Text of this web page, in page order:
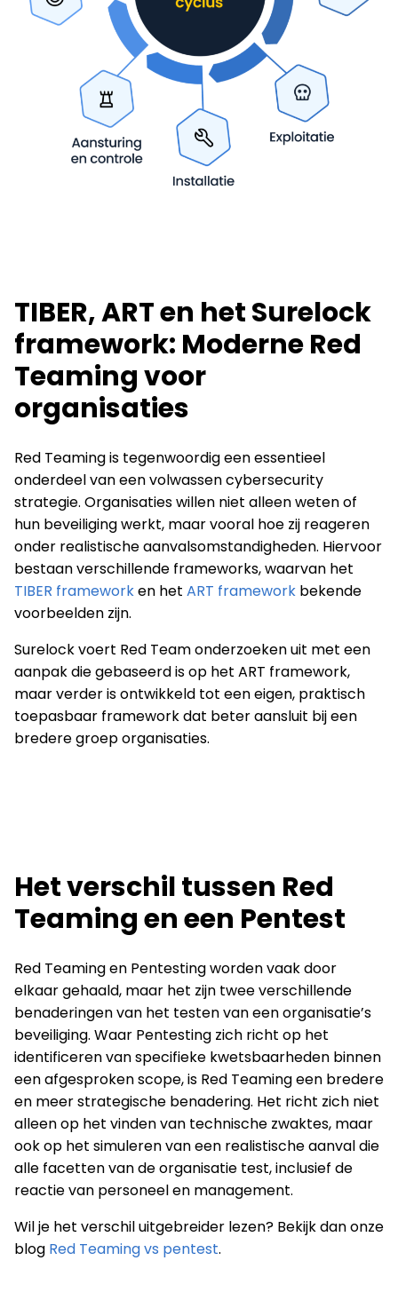
TIBER, ART en het Surelock
framework: Moderne Red
Teaming voor
organisaties
Red Teaming is tegenwoordig een essentieel
onderdeel van een volwassen cybersecurity
strategie. Organisaties willen niet alleen weten of
hun beveiliging werkt, maar vooral hoe zij reageren
onder realistische aanvalsomstandigheden. Hiervoor
bestaan verschillende frameworks, waarvan het
TIBER frameworken het ART framework bekende
voorbeelden zijn.
Surelock voert Red Team onderzoeken uit met een
aanpak die gebaseerd is op het ART framework,
maar verder is ontwikkeld tot een eigen, praktisch
toepasbaar framework dat beter aansluit bij een
bredere groep organisaties.
Het verschil tussen Red
Teaming en een Pentest
Red Teaming en Pentesting worden vaak door
elkaar gehaald, maar het zijn twee verschillende
benaderingen van het testen van een organisatie’s
beveiliging. Waar Pentesting zich richt op het
identificeren van specifieke kwetsbaarheden binnen
een afgesproken scope, is Red Teaming een bredere
en meer strategische benadering. Het richt zich niet
alleen op het vinden van technische zwaktes, maar
ook op het simuleren van een realistische aanval die
alle facetten van de organisatie test, inclusief de
reactie van personeel en management.
Wil je het verschil uitgebreider lezen? Bekijk dan onze
blog Red Teaming vs pentest.